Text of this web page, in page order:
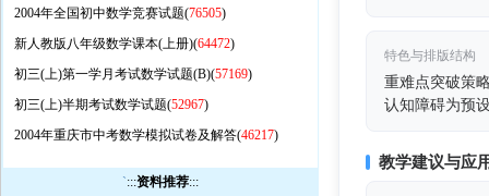
2004年全国初中数学竞赛试题(76505)
新人教版八年级数学课本(上册)(64472)
初三(上)第一学月考试数学试题(B)(57169)
初三(上)半期考试数学试题(52967)
2004年重庆市中考数学模拟试卷及解答(46217)
`:::资料推荐:::
特色与排版结构
重难点突破策
认知障碍为预
教学建议与应